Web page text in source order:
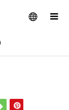
メニュー